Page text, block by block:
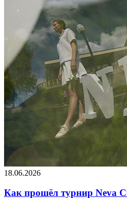
18.06.2026
Как прошёл турнир Neva